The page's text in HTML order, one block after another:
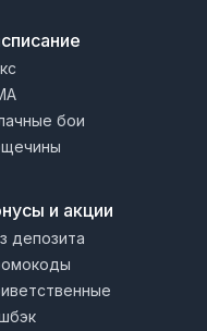
бои
и акции
депозита